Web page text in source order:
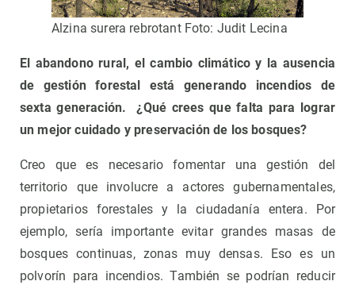
Alzina surera rebrotant Foto: Judit Lecina
El abandono rural, el cambio climático y la ausencia
de gestión forestal está generando incendios de
sexta generación. ¿Qué crees que falta para lograr
un mejor cuidado y preservación de los bosques?
Creo que es necesario fomentar una gestión del
territorio que involucre a actores gubernamentales,
propietarios forestales y la ciudadanía entera. Por
ejemplo, sería importante evitar grandes masas de
bosques continuas, zonas muy densas. Eso es un
polvorín para incendios. También se podrían reducir